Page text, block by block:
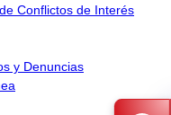
Conflictos de Interés
y Denuncias